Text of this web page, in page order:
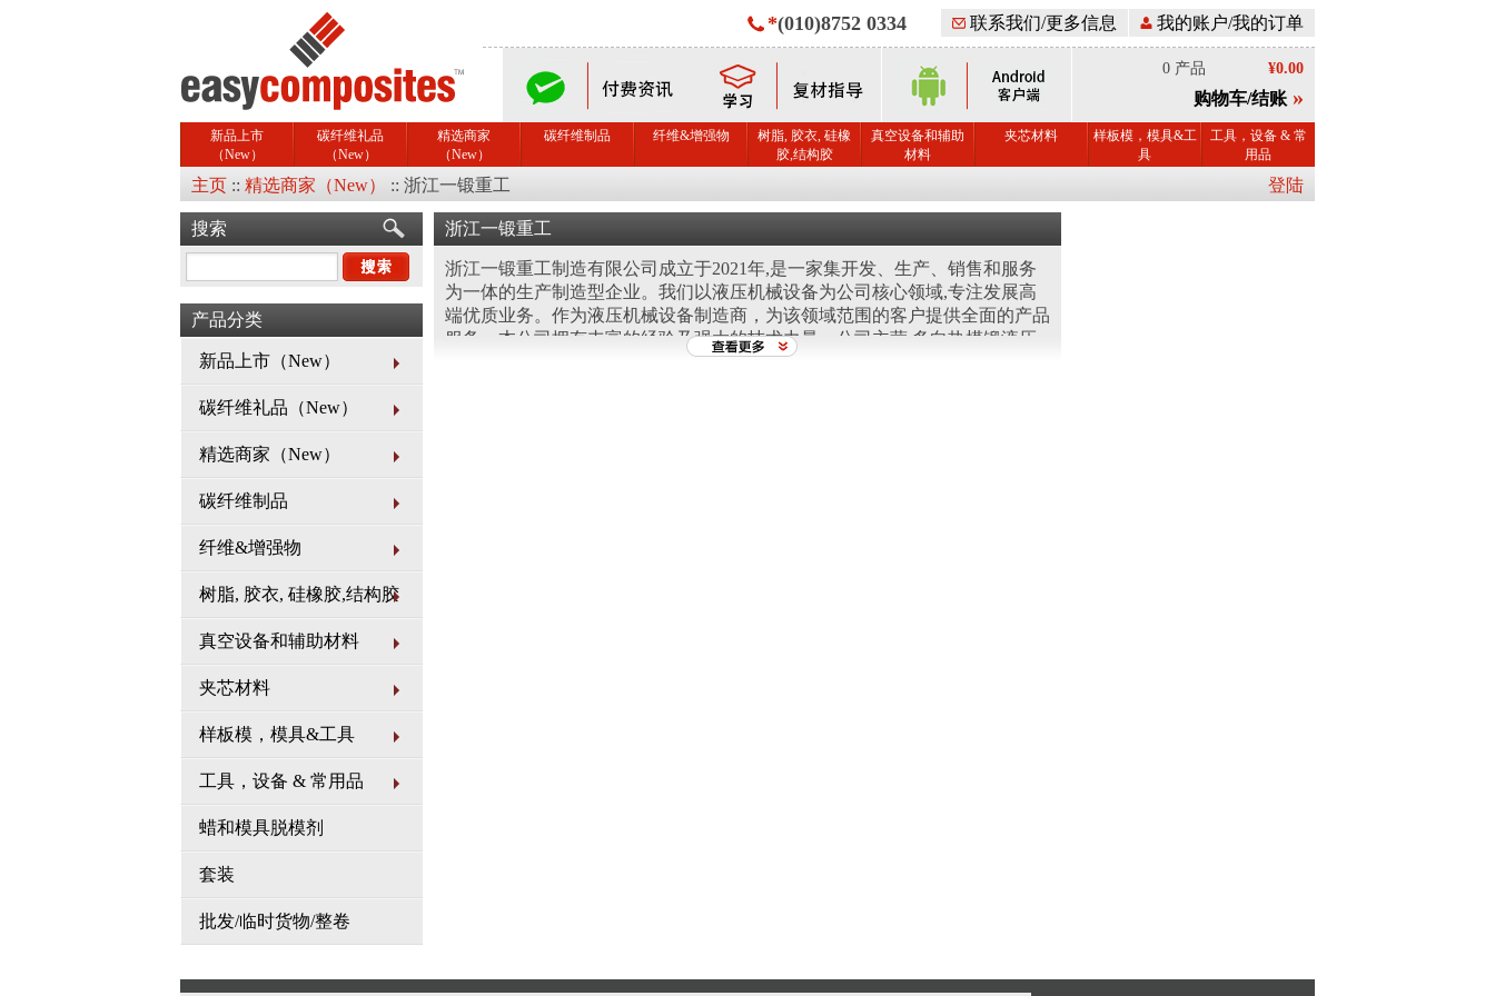
我的账户/我的订单
联系我们/更多信息
*(010)8752 0334
0 产品 ¥0.00
购物车/结账 »
新品上市
（New）
碳纤维礼品
（New）
精选商家
（New）
碳纤维制品 纤维&增强物
树脂, 胶衣, 硅橡
胶,结构胶
真空设备和辅助
材料
夹芯材料
样板模，模具&工
具
工具，设备 & 常
用品
主页 :: 精选商家（New） :: 浙江一锻重工 登陆
搜索
产品分类
新品上市（New）
碳纤维礼品（New）
精选商家（New）
碳纤维制品
纤维&增强物
树脂, 胶衣, 硅橡胶,结构胶
真空设备和辅助材料
夹芯材料
样板模，模具&工具
工具，设备 & 常用品
蜡和模具脱模剂
套装
批发/临时货物/整卷
浙江一锻重工
浙江一锻重工制造有限公司成立于2021年,是一家集开发、生产、销售和服务
为一体的生产制造型企业。我们以液压机械设备为公司核心领域,专注发展高
端优质业务。作为液压机械设备制造商，为该领域范围的客户提供全面的产品
服务。本公司拥有丰富的经验及强大的技术力量，公司主营:多向热模锻液压
机、多向热挤压液压机、快速锻造液压机、三工位红冲液压机、全自动精密红